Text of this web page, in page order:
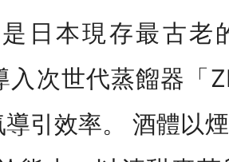
是日本現存最古老
入次世代蒸餾器「
引效率。 酒體以